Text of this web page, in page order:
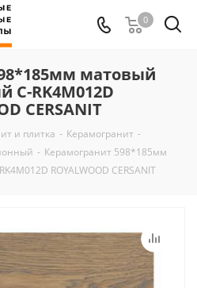
0
матовый
C-RK4M012D
CERSANIT
и плитка - Керамогранит -
- Керамогранит 598*185мм
ROYALWOOD CERSANIT